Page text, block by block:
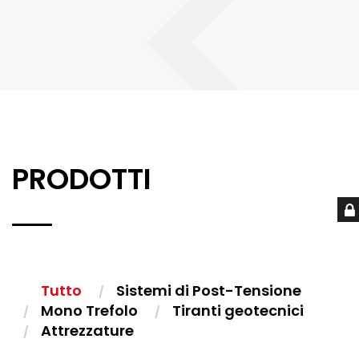
PRODOTTI
Tutto
Sistemi di Post-Tensione
Mono Trefolo
Tiranti geotecnici
Attrezzature